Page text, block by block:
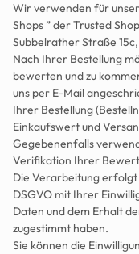
Wir verwenden für
Shops ” der Trusted
Subbelrather Straße
Nach Ihrer Bestellung
bewerten und zu
uns per E-Mail
Ihrer Bestellung
Einkaufswert und
Gegebenenfalls
Verifikation Ihrer
Die Verarbeitung erfolgt
DSGVO mit Ihrer
Daten und dem Erhalt
zugestimmt haben.
Sie können die